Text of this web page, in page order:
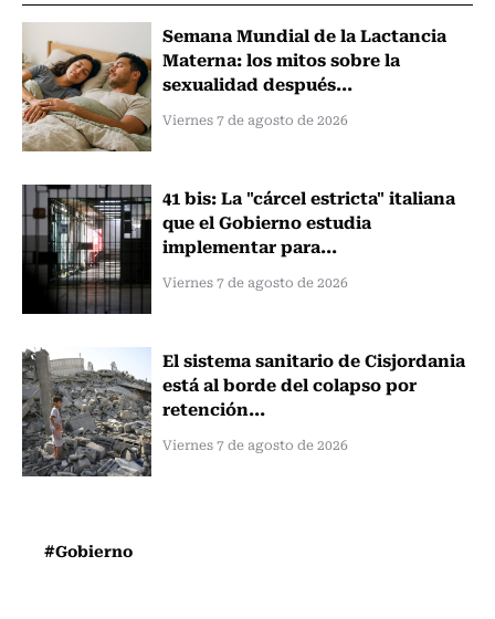
Semana Mundial de la Lactancia
Materna: los mitos sobre la
sexualidad después...
Viernes 7 de agosto de 2026
41 bis: La "cárcel estricta" italiana
que el Gobierno estudia
implementar para...
Viernes 7 de agosto de 2026
El sistema sanitario de Cisjordania
está al borde del colapso por
retención...
Viernes 7 de agosto de 2026
#Gobierno